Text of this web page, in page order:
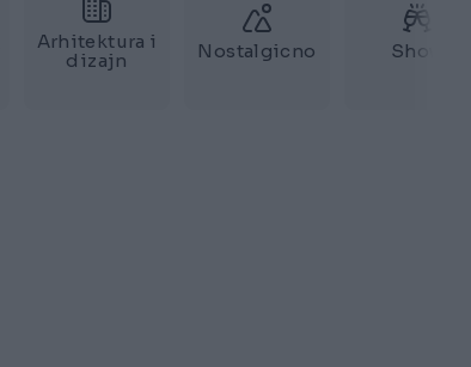
Arhitektura i
dizajn
Nostalgicno Show